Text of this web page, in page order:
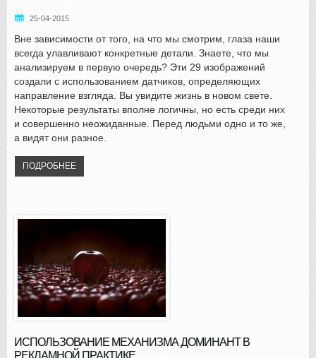
25-04-2015
Вне зависимости от того, на что мы смотрим, глаза наши
всегда улавливают конкретные детали. Знаете, что мы
анализируем в первую очередь? Эти 29 изображений
создали с использованием датчиков, определяющих
направление взгляда. Вы увидите жизнь в новом свете.
Некоторые результаты вполне логичны, но есть среди них
и совершенно неожиданные. Перед людьми одно и то же,
а видят они разное.
ПОДРОБНЕЕ
ИСПОЛЬЗОВАНИЕ МЕХАНИЗМА ДОМИНАНТ В